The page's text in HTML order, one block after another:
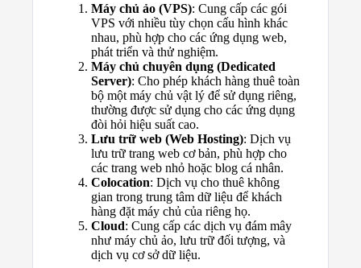
Máy chủ ảo (VPS): Cung cấp các gói
VPS với nhiều tùy chọn cấu hình khác
nhau, phù hợp cho các ứng dụng web,
phát triển và thử nghiệm.
Máy chủ chuyên dụng (Dedicated
Server): Cho phép khách hàng thuê toàn
bộ một máy chủ vật lý để sử dụng riêng,
thường được sử dụng cho các ứng dụng
đòi hỏi hiệu suất cao.
Lưu trữ web (Web Hosting): Dịch vụ
lưu trữ trang web cơ bản, phù hợp cho
các trang web nhỏ hoặc blog cá nhân.
Colocation: Dịch vụ cho thuê không
gian trong trung tâm dữ liệu để khách
hàng đặt máy chủ của riêng họ.
Cloud: Cung cấp các dịch vụ đám mây
như máy chủ ảo, lưu trữ đối tượng, và
dịch vụ cơ sở dữ liệu.